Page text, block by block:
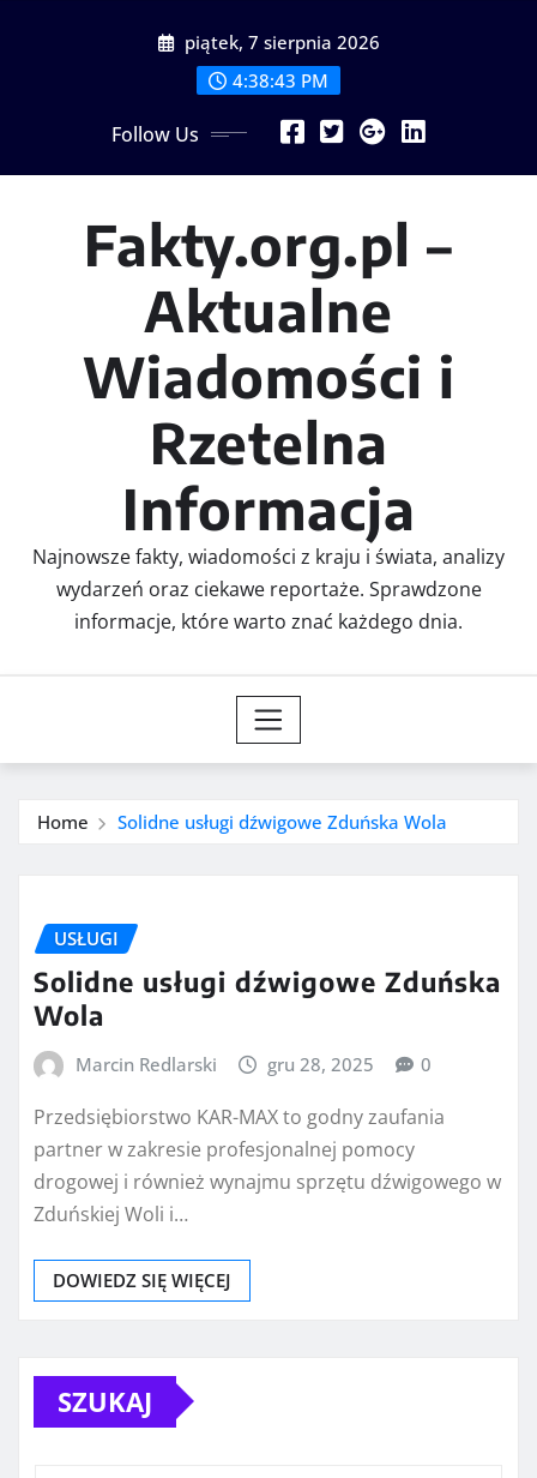
piątek, 7 sierpnia 2026
4:38:43 PM
Follow Us
Fakty.org.pl –
Aktualne
Wiadomości i
Rzetelna
Informacja
Najnowsze fakty, wiadomości z kraju i świata, analizy
wydarzeń oraz ciekawe reportaże. Sprawdzone
informacje, które warto znać każdego dnia.
Home Solidne usługi dźwigowe Zduńska Wola
USŁUGI
Solidne usługi dźwigowe Zduńska
Wola
Marcin Redlarski gru 28, 2025 0
Przedsiębiorstwo KAR-MAX to godny zaufania
partner w zakresie profesjonalnej pomocy
drogowej i również wynajmu sprzętu dźwigowego w
Zduńskiej Woli i…
DOWIEDZ SIĘ WIĘCEJ
SZUKAJ